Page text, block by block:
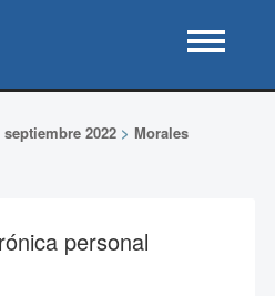
2022> Morales
personal